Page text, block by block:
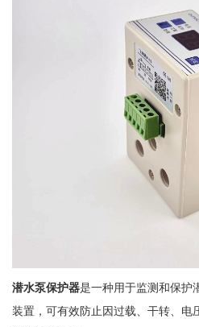
潜水泵保护器是一种用于监测和保护
装置，可有效防止因过载、干转、电